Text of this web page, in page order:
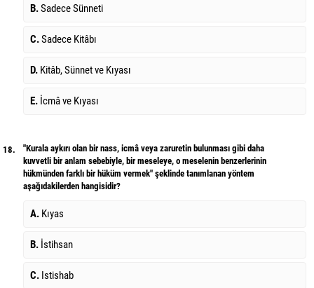
B.Sadece Sünneti
C.Sadece Kitâbı
D. Kitâb, Sünnet ve Kıyası
E. İcmâ ve Kıyası
18.
"Kurala aykırı olan bir nass, icmâ veya zaruretin bulunması gibi daha
kuvvetli bir anlam sebebiyle, bir meseleye, o meselenin benzerlerinin
hükmünden farklı bir hüküm vermek" şeklinde tanımlanan yöntem
aşağıdakilerden hangisidir?
A. Kıyas
B. İstihsan
C. Istishab